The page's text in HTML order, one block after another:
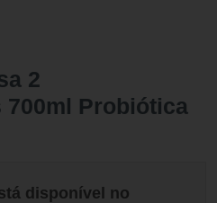
2
700ml Probiótica
disponível no